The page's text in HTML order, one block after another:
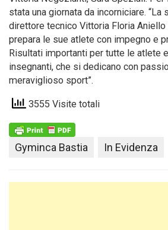
stata una giornata da incorniciare. “La
direttore tecnico Vittoria Floria
prepara le sue atlete con impegno e
Risultati importanti per tutte le atlete
insegnanti, che si dedicano con
meraviglioso sport”.
3555 Visite totali
Gyminca Bastia In Evidenza